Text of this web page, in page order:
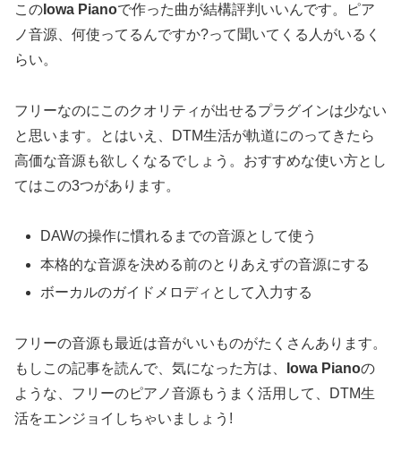
この Iowa Pianoで作った曲が結構評判いいんです。ピア
ノ音源、何使ってるんですか?って聞いてくる人がいるく
らい。
フリーなのにこのクオリティが出せるプラグインは少ない
と思います。とはいえ、DTM生活が軌道にのってきたら
高価な音源も欲しくなるでしょう。おすすめな使い方とし
てはこの3つがあります。
DAWの操作に慣れるまでの音源として使う
本格的な音源を決める前のとりあえずの音源にする
ボーカルのガイドメロディとして入力する
フリーの音源も最近は音がいいものがたくさんあります。
もしこの記事を読んで、気になった方は、
Iowa Pianoの
ような、フリーのピアノ音源もうまく活用して、DTM生
活をエンジョイしちゃいましょう!